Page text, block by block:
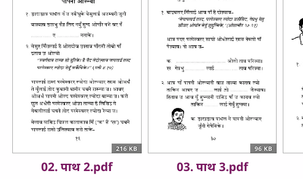
216 KB
02. पाथ 2.pdf
96 KB
03. पाथ 3.pdf